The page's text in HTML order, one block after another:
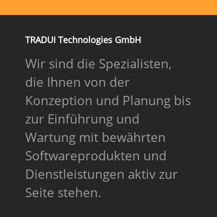
TRADUI Technologies GmbH
Wir sind die Spezialisten,
die Ihnen von der
Konzeption und Planung bis
zur Einführung und
Wartung mit bewährten
Softwareprodukten und
Dienstleistungen aktiv zur
Seite stehen.